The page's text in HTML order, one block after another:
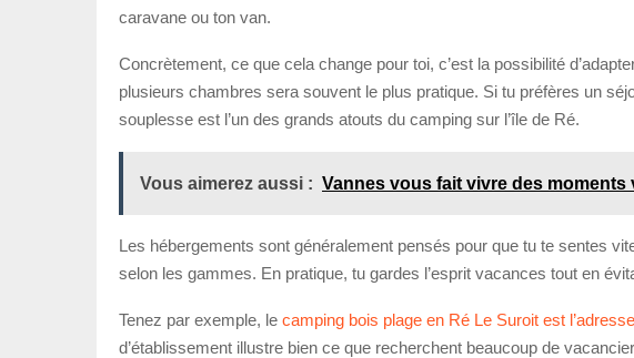
caravane ou ton van.
Concrètement, ce que cela change pour toi, c’est la possibilité
plusieurs chambres sera souvent le plus pratique. Si tu préfères un
souplesse est l’un des grands atouts du camping sur l’île de Ré.
Vous aimerez aussi : Vannes vous fait vivre des
Les hébergements sont généralement pensés pour que tu te sentes
selon les gammes. En pratique, tu gardes l’esprit vacances tout en
Tenez par exemple, le camping bois plage en Ré Le Suroit est
d’établissement illustre bien ce que recherchent beaucoup de